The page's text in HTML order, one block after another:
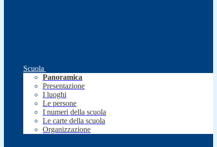
Scuola
Panoramica
Presentazione
I luoghi
Le persone
I numeri della scuola
Le carte della scuola
Organizzazione